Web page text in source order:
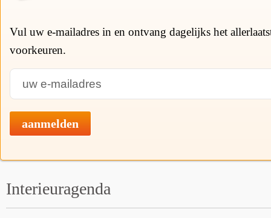
Vul uw e-mailadres in en ontvang dagelijks het
voorkeuren.
aanmelden
Interieuragenda